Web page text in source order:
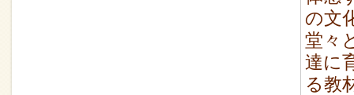
の文
堂々
達に
る教